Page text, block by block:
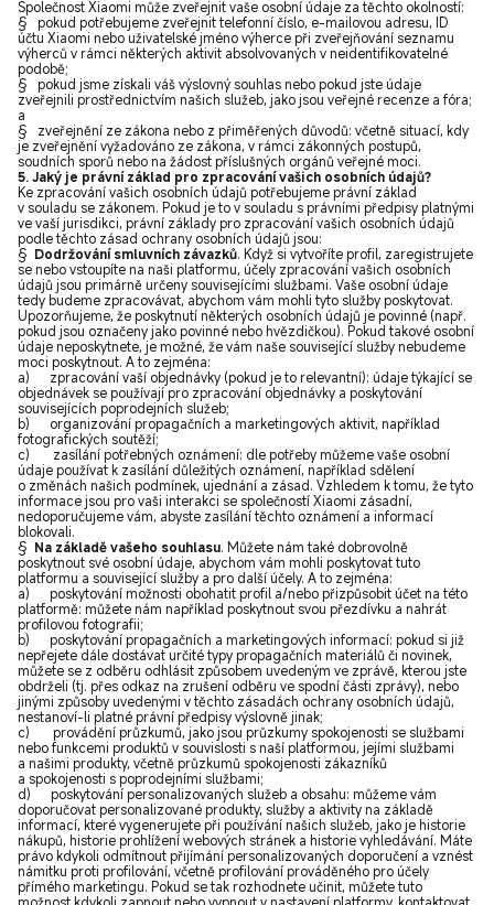
Společnost Xiaomi může zveřejnit vaše osobní údaje za těchto okolností:
§ pokud potřebujeme zveřejnit telefonní číslo, e-mailovou adresu, ID
účtu Xiaomi nebo uživatelské jméno výherce při zveřejňování seznamu
výherců v rámci některých aktivit absolvovaných v neidentifikovatelné
podobě;
§ pokud jsme získali váš výslovný souhlas nebo pokud jste údaje
zveřejnili prostřednictvím našich služeb, jako jsou veřejné recenze a fóra;
a
§ zveřejnění ze zákona nebo z přiměřených důvodů: včetně situací, kdy
je zveřejnění vyžadováno ze zákona, v rámci zákonných postupů,
soudních sporů nebo na žádost příslušných orgánů veřejné moci.
5. Jaký je právní základ pro zpracování vašich osobních údajů?
Ke zpracování vašich osobních údajů potřebujeme právní základ
v souladu se zákonem. Pokud je to v souladu s právními předpisy platnými
ve vaší jurisdikci, právní základy pro zpracování vašich osobních údajů
podle těchto zásad ochrany osobních údajů jsou:
§ Dodržování smluvních závazků. Když si vytvoříte profil, zaregistrujete
se nebo vstoupíte na naši platformu, účely zpracování vašich osobních
údajů jsou primárně určeny souvisejícími službami. Vaše osobní údaje
tedy budeme zpracovávat, abychom vám mohli tyto služby poskytovat.
Upozorňujeme, že poskytnutí některých osobních údajů je povinné (např.
pokud jsou označeny jako povinné nebo hvězdičkou). Pokud takové osobní
údaje neposkytnete, je možné, že vám naše související služby nebudeme
moci poskytnout. A to zejména:
a) zpracování vaší objednávky (pokud je to relevantní): údaje týkající se
objednávek se používají pro zpracování objednávky a poskytování
souvisejících poprodejních služeb;
b) organizování propagačních a marketingových aktivit, například
fotografických soutěží;
c) zasílání potřebných oznámení: dle potřeby můžeme vaše osobní
údaje používat k zasílání důležitých oznámení, například sdělení
o změnách našich podmínek, ujednání a zásad. Vzhledem k tomu, že tyto
informace jsou pro vaši interakci se společností Xiaomi zásadní,
nedoporučujeme vám, abyste zasílání těchto oznámení a informací
blokovali.
§ Na základě vašeho souhlasu. Můžete nám také dobrovolně
poskytnout své osobní údaje, abychom vám mohli poskytovat tuto
platformu a související služby a pro další účely. A to zejména:
a) poskytování možnosti obohatit profil a/nebo přizpůsobit účet na této
platformě: můžete nám například poskytnout svou přezdívku a nahrát
profilovou fotografii;
b) poskytování propagačních a marketingových informací: pokud si již
nepřejete dále dostávat určité typy propagačních materiálů či novinek,
můžete se z odběru odhlásit způsobem uvedeným ve zprávě, kterou jste
obdrželi (tj. přes odkaz na zrušení odběru ve spodní části zprávy), nebo
jinými způsoby uvedenými v těchto zásadách ochrany osobních údajů,
nestanoví-li platné právní předpisy výslovně jinak;
c) provádění průzkumů, jako jsou průzkumy spokojenosti se službami
nebo funkcemi produktů v souvislosti s naší platformou, jejími službami
a našimi produkty, včetně průzkumů spokojenosti zákazníků
a spokojenosti s poprodejními službami;
d) poskytování personalizovaných služeb a obsahu: můžeme vám
doporučovat personalizované produkty, služby a aktivity na základě
informací, které vygenerujete při používání našich služeb, jako je historie
nákupů, historie prohlížení webových stránek a historie vyhledávání. Máte
právo kdykoli odmítnout přijímání personalizovaných doporučení a vznést
námitku proti profilování, včetně profilování prováděného pro účely
přímého marketingu. Pokud se tak rozhodnete učinit, můžete tuto